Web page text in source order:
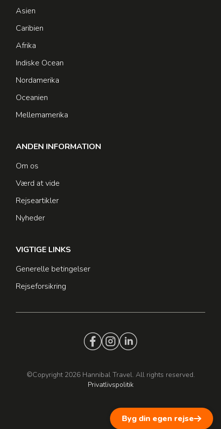
Byg din egen rejse
Asien
Caribien
Afrika
Indiske Ocean
Nordamerika
Oceanien
Mellemamerika
ANDEN INFORMATION
Om os
Værd at vide
Rejseartikler
Nyheder
VIGTIGE LINKS
Generelle betingelser
Rejseforsikring
©Copyright 2026 Hannibal Travel. All rights reserved.
Privatlivspolitik